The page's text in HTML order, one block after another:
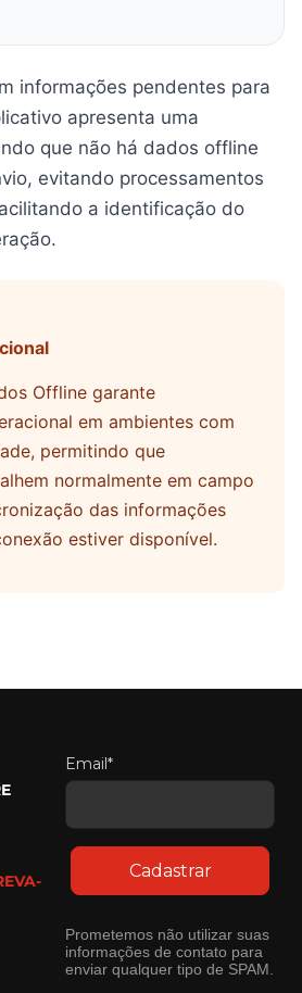
informações pendentes para
apresenta uma
que não há dados offline
evitando processamentos
a identificação do
Offline garante
em ambientes com
permitindo que
normalmente em campo
das informações
estiver disponível.
Email*
Cadastrar
Prometemos não utilizar suas
informações de contato para
enviar qualquer tipo de SPAM.